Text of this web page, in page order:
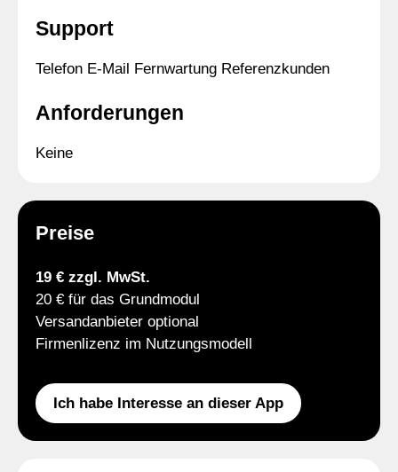
Support
Telefon E-Mail Fernwartung Referenzkunden
Anforderungen
Keine
Preise
19 € zzgl. MwSt.
20 € für das Grundmodul
Versandanbieter optional
Firmenlizenz im Nutzungsmodell
Ich habe Interesse an dieser App